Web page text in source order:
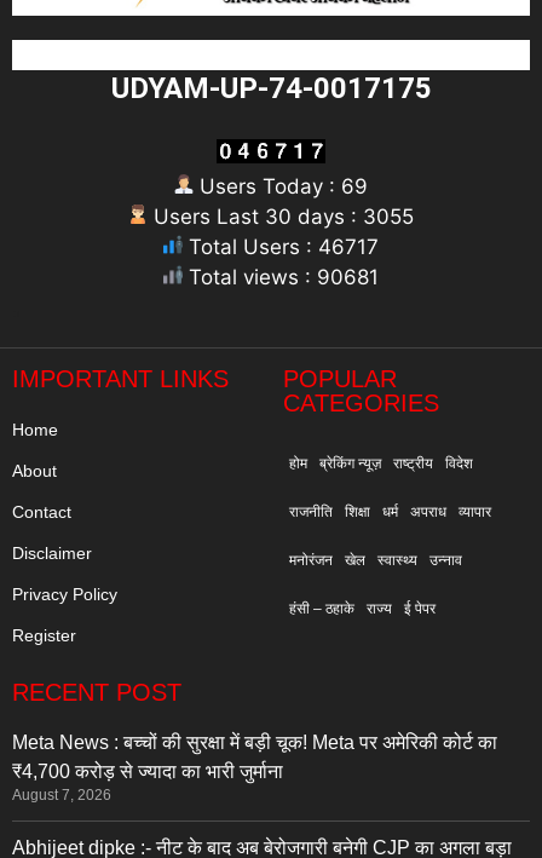
UDYAM-UP-74-0017175
Users Today : 69
Users Last 30 days : 3055
Total Users : 46717
Total views : 90681
IMPORTANT LINKS
Home
About
Contact
Disclaimer
Privacy Policy
Register
POPULAR
CATEGORIES
होम ब्रेकिंग न्यूज़ राष्ट्रीय विदेश
राजनीति शिक्षा धर्म अपराध व्यापार
मनोरंजन खेल स्वास्थ्य उन्नाव
हंसी – ठहाके राज्य ई पेपर
RECENT POST
Meta News : बच्चों की सुरक्षा में बड़ी चूक! Meta पर अमेरिकी कोर्ट का
₹4,700 करोड़ से ज्यादा का भारी जुर्माना
August 7, 2026
Abhijeet dipke :- नीट के बाद अब बेरोजगारी बनेगी CJP का अगला बड़ा